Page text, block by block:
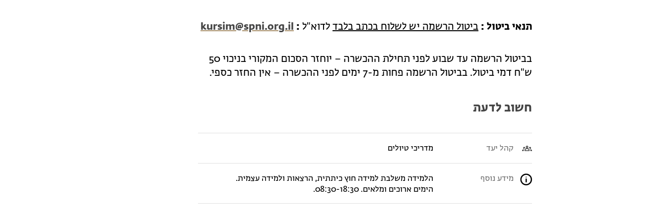
תנאי ביטול : ביטול הרשמה יש לשלוח בכתב בלבד לדוא"ל :
kursim@spni.org.il
בביטול הרשמה עד שבוע לפני תחילת ההכשרה – יוחזר הסכום המקורי בניכוי 50
ש"ח דמי ביטול. בביטול הרשמה פחות מ-7 ימים לפני ההכשרה – אין החזר כספי.
חשוב לדעת
קהל יעד מדריכי טיולים
מידע נוסף
הלמידה משלבת למידה חוץ כיתתית, הרצאות ולמידה עצמית.
הימים ארוכים ומלאים. 08:30-18:30.